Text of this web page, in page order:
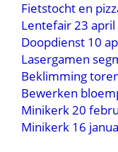
Fietstocht en
Lentefair 23 april
Doopdienst 10
Lasergamen
Beklimming
Bewerken
Minikerk 20
Minikerk 16